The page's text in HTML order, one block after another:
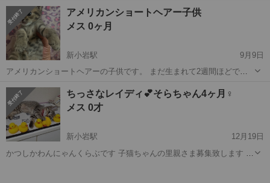
す。まだ、ミルクを飲むので、粉ミルクを与えてます。 里親希望の方
には、一度、我が家に、来て...
東京 葛飾区 ワクチン
アメリカンショートヘアー子供
メス 0ヶ月
新小岩駅
9月9日
アメリカンショートヘアーの子供です。 まだ生まれて2週間ほどで
こちらまで引き取りに来てくれる方 シルバー1匹です。 応募者多数の
場合、わたしの独断で...
東京 葛飾区 新小岩駅 猫
アメリカンショートヘアー
ちっさなレイディ💕そらちゃん4ヶ月♀
メス 0才
新小岩駅
12月19日
かつしかわんにゃんくらぶです 子猫ちゃんの里親さま募集致します よ